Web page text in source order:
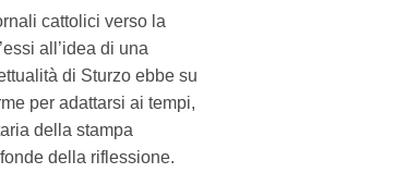
cattolici verso la
all’idea di una
di Sturzo ebbe su
per adattarsi ai tempi,
della stampa
della riflessione.